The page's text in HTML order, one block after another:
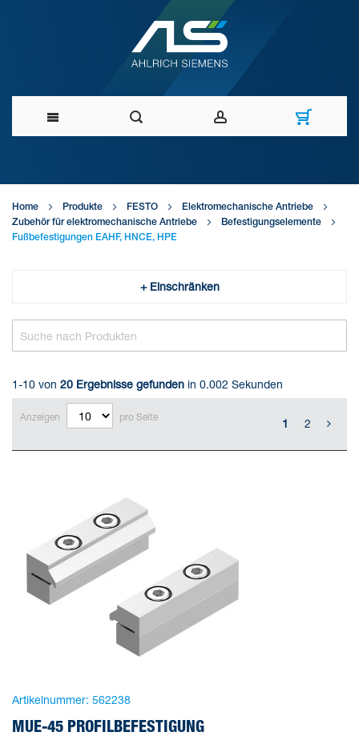
zum
Inhalt
Home Produkte FESTO
Elektromechanische Antriebe
Zubehör für elektromechanische Antriebe
Befestigungselemente
Fußbefestigungen EAHF, HNCE, HPE
+ Einschränken
1-10 von 20 Ergebnisse gefunden in 0.002 Sekunden
Anzeigen pro Seite 1 2
Artikelnummer: 562238
MUE-45 PROFILBEFESTIGUNG